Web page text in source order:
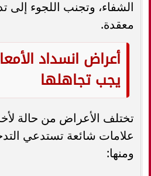
الشفاء، وتجنب اللجوء إلى
معقدة.
أعراض انسداد
يجب تجاهلها
تختلف الأعراض من حالة
علامات شائعة تستدعي
ومنها: